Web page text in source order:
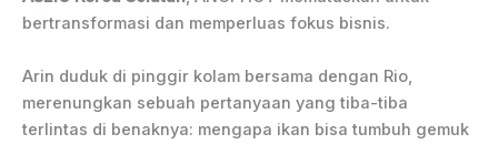
bertransformasi dan memperluas fokus bisnis.
Arin duduk di pinggir kolam bersama dengan Rio,
merenungkan sebuah pertanyaan yang tiba-tiba
terlintas di benaknya: mengapa ikan bisa tumbuh gemuk